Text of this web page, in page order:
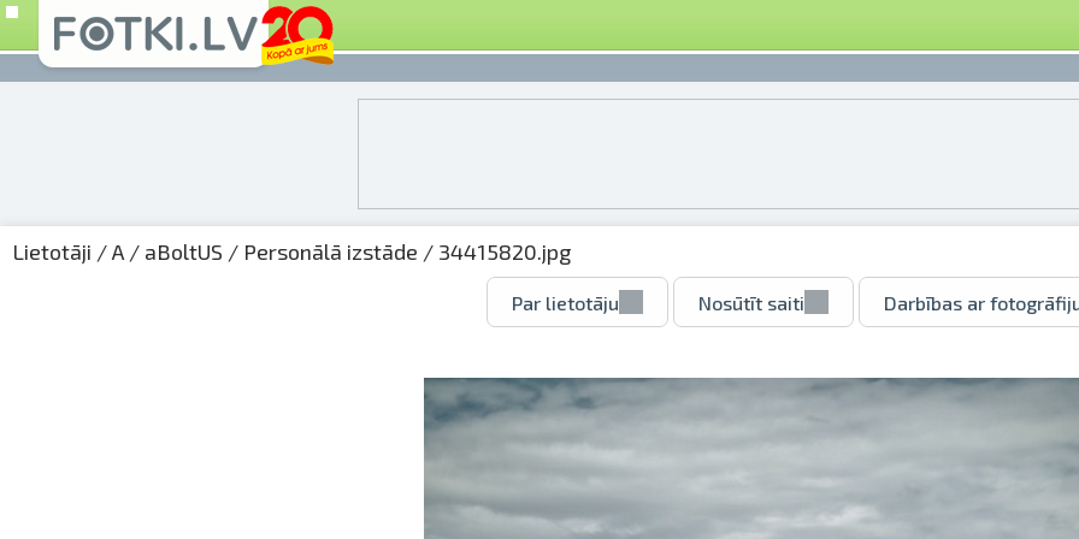
Lietotāji /A / aBoltUS / Personālā izstāde / 34415820.jpg
Par lietotāju Nosūtīt saiti Darbības ar